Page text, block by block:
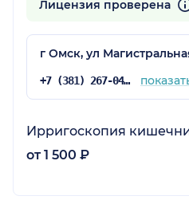
Лицензия проверена
г Омск, ул
+7 (381) 267-04-46
Ирригоскопия
от 1 500 ₽